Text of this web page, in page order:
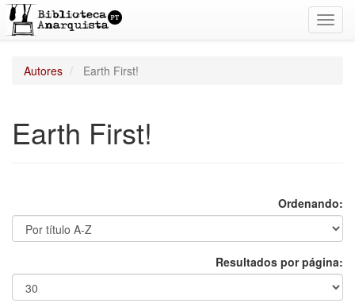
Autores Earth First!
Earth First!
Ordenando:
Resultados por página: